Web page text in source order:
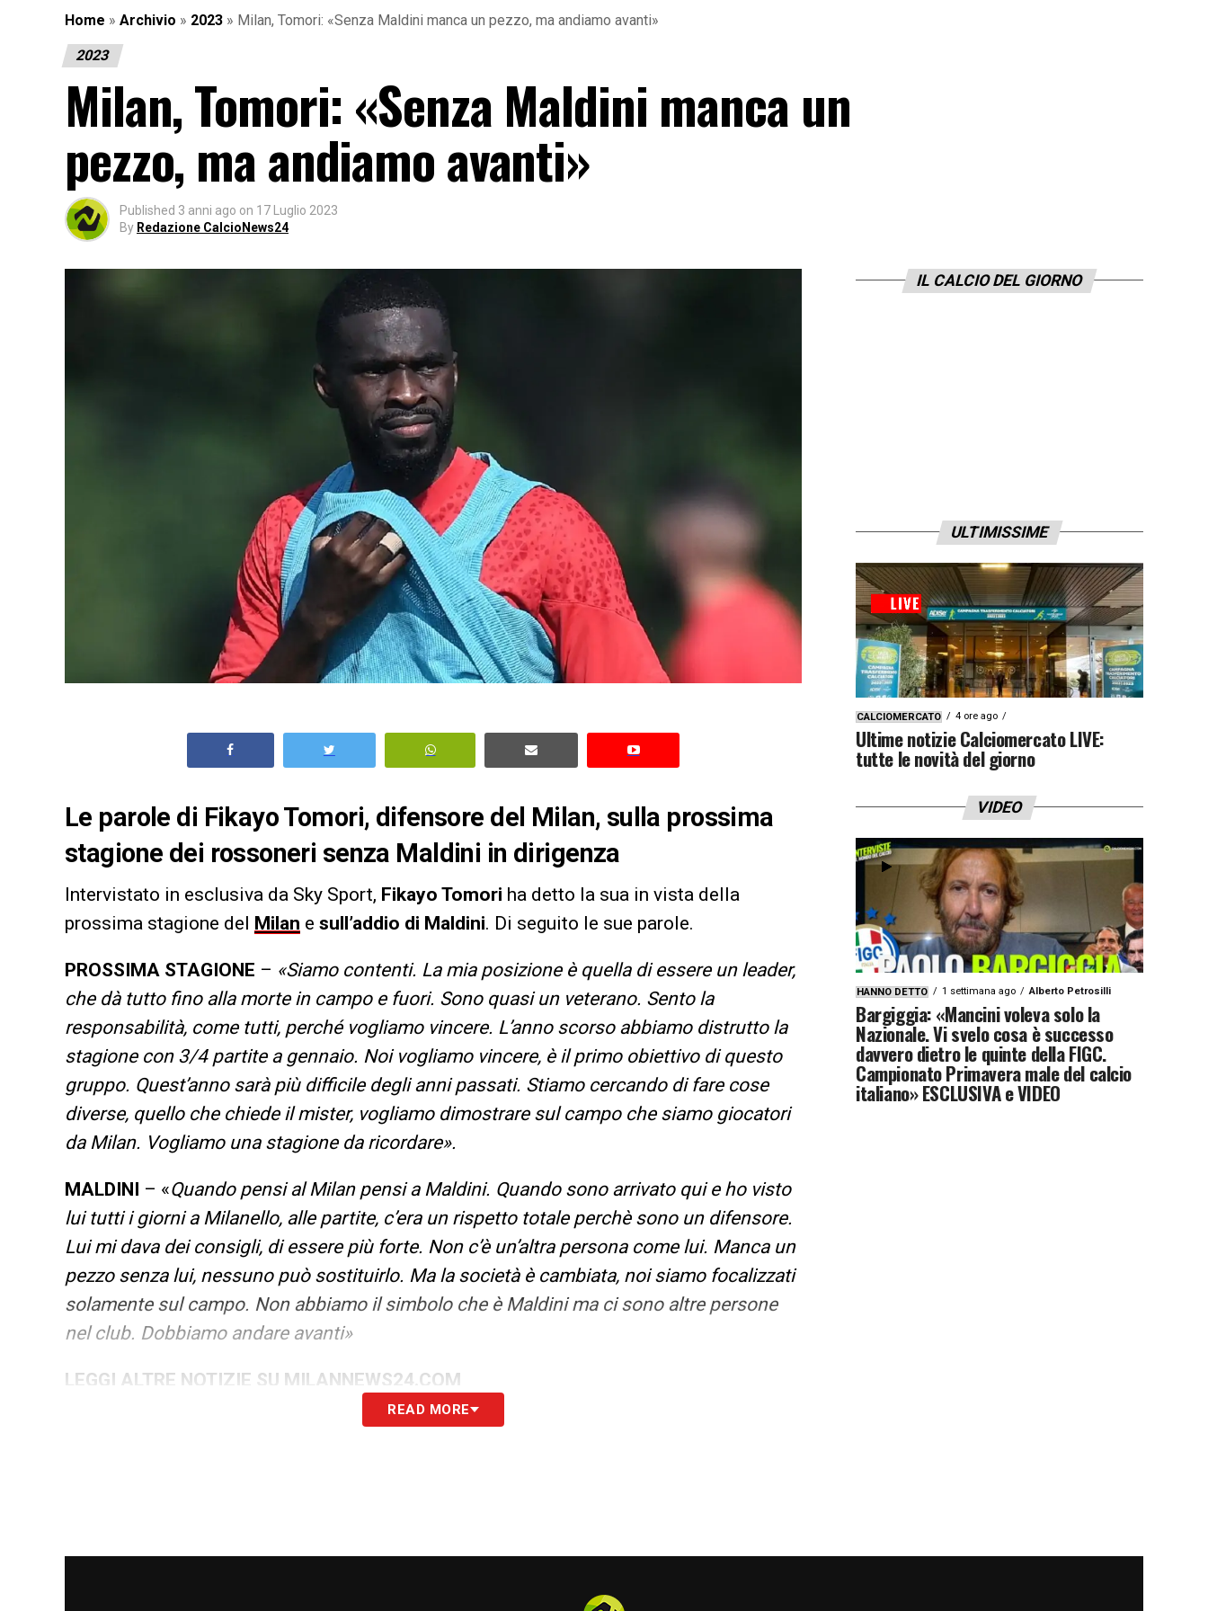
Home » Archivio » 2023 » Milan, Tomori: «Senza Maldini manca un pezzo, ma andiamo avanti»
2023
Milan, Tomori: «Senza Maldini manca un
pezzo, ma andiamo avanti»
Published 3 anni ago on 17 Luglio 2023
By Redazione CalcioNews24
Le parole di Fikayo Tomori, difensore del Milan, sulla prossima
stagione dei rossoneri senza Maldini in dirigenza
Intervistato in esclusiva da Sky Sport, Fikayo Tomori ha detto la sua in vista della
prossima stagione del Milan e sull’addio di Maldini. Di seguito le sue parole.
PROSSIMA STAGIONE – «Siamo contenti. La mia posizione è quella di essere un leader,
che dà tutto fino alla morte in campo e fuori. Sono quasi un veterano. Sento la
responsabilità, come tutti, perché vogliamo vincere. L’anno scorso abbiamo distrutto la
stagione con 3/4 partite a gennaio. Noi vogliamo vincere, è il primo obiettivo di questo
gruppo. Quest’anno sarà più difficile degli anni passati. Stiamo cercando di fare cose
diverse, quello che chiede il mister, vogliamo dimostrare sul campo che siamo giocatori
da Milan. Vogliamo una stagione da ricordare».
MALDINI – «Quando pensi al Milan pensi a Maldini. Quando sono arrivato qui e ho visto
lui tutti i giorni a Milanello, alle partite, c’era un rispetto totale perchè sono un difensore.
Lui mi dava dei consigli, di essere più forte. Non c’è un’altra persona come lui. Manca un
pezzo senza lui, nessuno può sostituirlo. Ma la società è cambiata, noi siamo focalizzati
solamente sul campo. Non abbiamo il simbolo che è Maldini ma ci sono altre persone
nel club. Dobbiamo andare avanti»
LEGGI ALTRE NOTIZIE SU MILANNEWS24.COM
READ MORE
IL CALCIO DEL GIORNO
ULTIMISSIME
CALCIOMERCATO 4 ore ago
Ultime notizie Calciomercato LIVE:
tutte le novità del giorno
VIDEO
HANNO DETTO 1 settimana ago Alberto Petrosilli
Bargiggia: «Mancini voleva solo la
Nazionale. Vi svelo cosa è successo
davvero dietro le quinte della FIGC.
Campionato Primavera male del calcio
italiano» ESCLUSIVA e VIDEO